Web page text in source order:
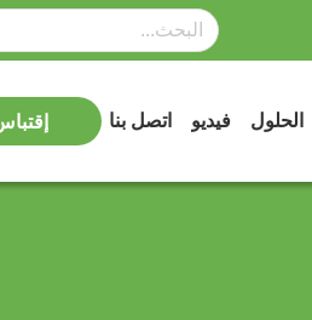
الحلول فيديو اتصل بنا